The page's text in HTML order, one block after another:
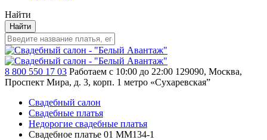
Найти
Найти
8 800 550 17 03 Работаем с 10:00 до 22:00 129090, Москва,
Проспект Мира, д. 3, корп. 1 метро «Сухаревская”
Свадебный салон
Свадебные платья
Недорогие свадебные платья
Свадебное платье 01 MM134-1